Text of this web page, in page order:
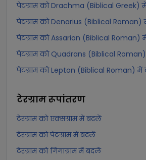
पेटग्राम को Drachma (Biblical Greek)
पेटग्राम को Denarius (Biblical
पेटग्राम को Assarion (Biblical Roman)
पेटग्राम को Quadrans (Biblical
पेटग्राम को Lepton (Biblical Roman)
टेरग्रामरूपांतरण
टेरग्राम को एक्सग्राम में बदलें
टेरग्राम को पेटग्राम में बदलें
टेरग्राम को गिगाग्राम में बदलें